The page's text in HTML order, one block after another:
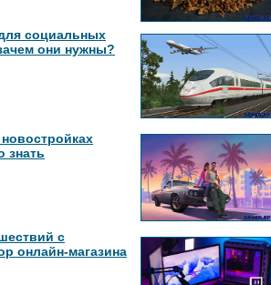
социальных
они нужны?
знать
с
онлайн-магазина